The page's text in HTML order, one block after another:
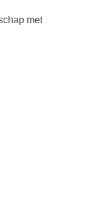
met